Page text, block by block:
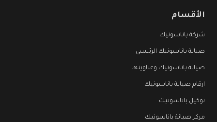
الأقسام
شركة باناسونيك
صيانة باناسونيك الرئيسي
صيانة باناسونيك وعناوينها
ارقام صيانة باناسونيك
توكيل باناسونيك
مركز صيانة باناسونيك